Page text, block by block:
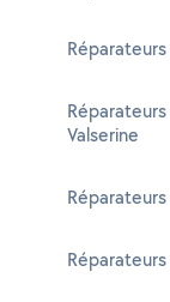
Valserine